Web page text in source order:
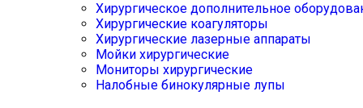
Хирургическое дополнительное
Хирургические коагуляторы
Хирургические лазерные аппараты
Мойки хирургические
Мониторы хирургические
Налобные бинокулярные лупы